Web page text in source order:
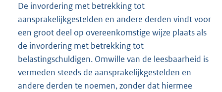
De invordering met betrekking tot
aansprakelijkgestelden en andere derden vindt voor
een groot deel op overeenkomstige wijze plaats als
de invordering met betrekking tot
belastingschuldigen. Omwille van de leesbaarheid is
vermeden steeds de aansprakelijkgestelden en
andere derden te noemen, zonder dat hiermee